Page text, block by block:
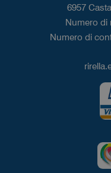
6957
Numero di
Numero di